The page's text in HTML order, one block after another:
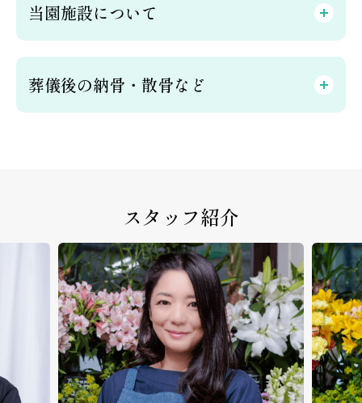
当園施設について
葬儀後の納骨・散骨など
スタッフ紹介